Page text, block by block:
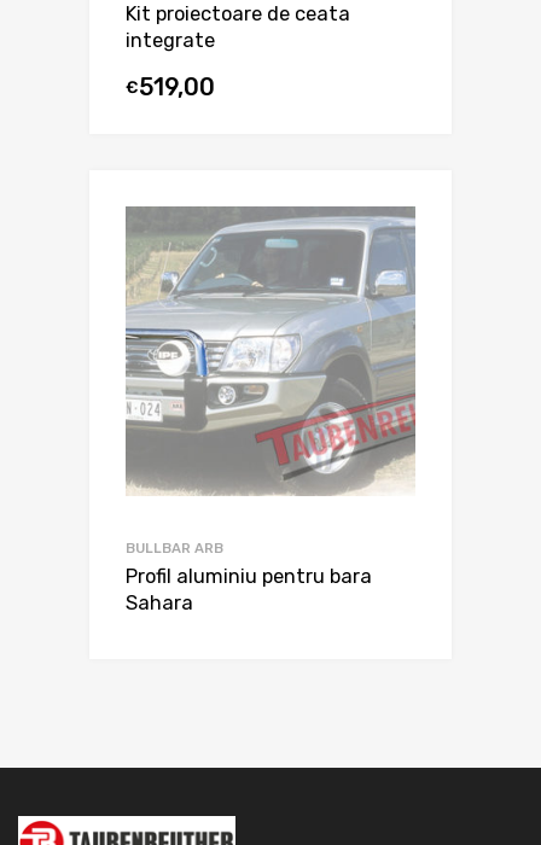
Kit proiectoare de ceata
integrate
€519,00
BULLBAR ARB
Profil aluminiu pentru bara
Sahara